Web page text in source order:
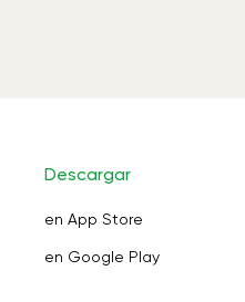
Descargar
en App Store
en Google Play